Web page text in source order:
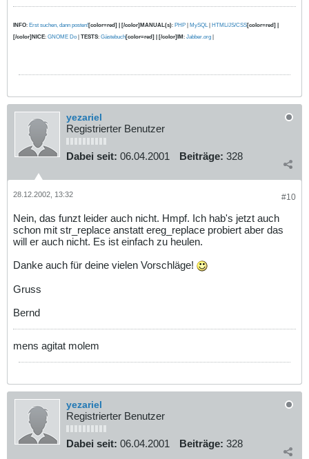
INFO: Erst suchen, dann posten![color=red] | [/color]MANUAL(s): PHP MySQL HTML/JS/CSS[color=red] |
[/color]NICE: GNOME Do TESTS: Gästebuch[color=red] | [/color]IM : Jabber.org
yezariel
Registrierter Benutzer
Dabei seit: 06.04.2001 Beiträge: 328
#10
28.12.2002, 13:32
Nein, das funzt leider auch nicht. Hmpf. Ich hab's jetzt auch
schon mit str_replace anstatt ereg_replace probiert aber das
will er auch nicht. Es ist einfach zu heulen.
Danke auch für deine vielen Vorschläge!
Gruss
Bernd
mens agitat molem
yezariel
Registrierter Benutzer
Dabei seit: 06.04.2001 Beiträge: 328